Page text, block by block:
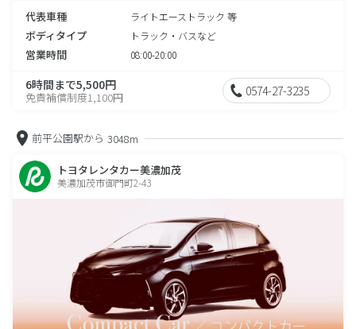
代表車種 ライトエーストラック 等
ボディタイプ トラック・バスなど
営業時間 08:00-20:00
6時間まで5,500円
免責補償制度1,100円 0574-27-3235
前平公園駅から 3048m
トヨタレンタカー美濃加茂
美濃加茂市御門町2-43